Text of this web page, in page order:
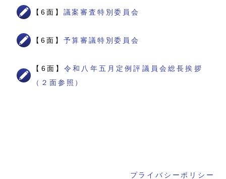
【6面】 議案審査特別委員会
【6面】 予算審議特別委員会
【6面】令和八年五月定例評議員会総長挨拶
（２面参照）
プライバシーポリシー